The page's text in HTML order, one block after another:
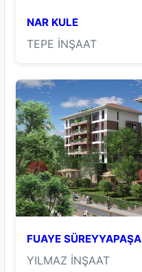
NAR KULE
TEPE İNŞAAT
FUAYE SÜREYYAPAŞA
YILMAZ İNŞAAT